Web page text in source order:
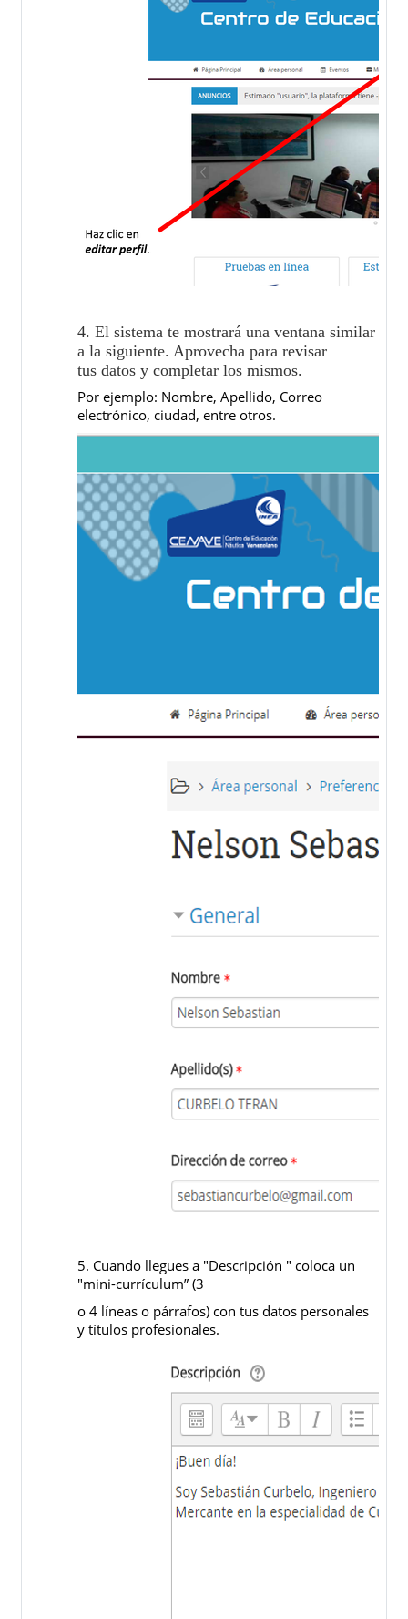
4. El sistema te mostrará una ventana similar
a la siguiente. Aprovecha para revisar
tus datos y completar los mismos.
Por ejemplo: Nombre, Apellido, Correo
electrónico, ciudad, entre otros.
5. Cuando llegues a "Descripción " coloca un
"mini-currículum” (3
o 4 líneas o párrafos) con tus datos personales
y títulos profesionales.